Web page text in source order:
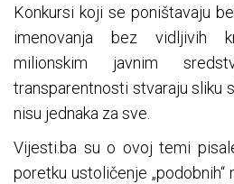
Konkursi koji se poništavaju
imenovanja bez vidljivih
milionskim javnim
transparentnosti stvaraju sliku
nisu jednaka za sve.
Vijesti.ba su o ovoj temi
poretku ustoličenje „podobnih“